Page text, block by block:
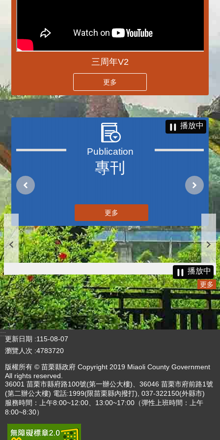
三周年V2
更多
專刊
播放中
更多
播放中
更多
:::
更新日期
115-08-07
瀏覽人次 4783720
版權所有 © 苗栗縣政府 Copyright 2019 Miaoli County Government
All rights reserved.
36001 苗栗市縣府路100號(第一辦公大樓)、36046 苗栗市府前路1號
(第二辦公大樓) 電話:1999(限苗栗縣內撥打), 037-322150(外縣市)
服務時間：上午8:00~12:00、13:00~17:00（彈性上班時間：上午
8:00~8:30）